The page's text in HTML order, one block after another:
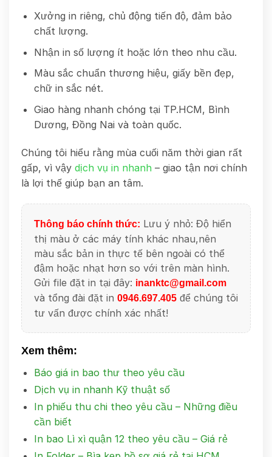
Xưởng in riêng, chủ động tiến độ, đảm bảo
chất lượng.
Nhận in số lượng ít hoặc lớn theo nhu cầu.
Màu sắc chuẩn thương hiệu, giấy bền đẹp,
chữ in sắc nét.
Giao hàng nhanh chóng tại TP.HCM, Bình
Dương, Đồng Nai và toàn quốc.
Chúng tôi hiểu rằng mùa cuối năm thời gian rất
gấp, vì vậy dịch vụ in nhanh – giao tận nơi chính
là lợi thế giúp bạn an tâm.
Thông báo chính thức: Lưu ý nhỏ: Độ hiển
thị màu ở các máy tính khác nhau,nên
màu sắc bản in thực tế bên ngoài có thể
đậm hoặc nhạt hơn so với trên màn hình.
Gửi file đặt in tại đây: inanktc@gmail.com
và tổng đài đặt in 0946.697.405 để chúng tôi
tư vấn được chính xác nhất!
Xem thêm:
Báo giá in bao thư theo yêu cầu
Dịch vụ in nhanh Kỹ thuật số
In phiếu thu chi theo yêu cầu – Những điều
cần biết
In bao Lì xì quận 12 theo yêu cầu – Giá rẻ